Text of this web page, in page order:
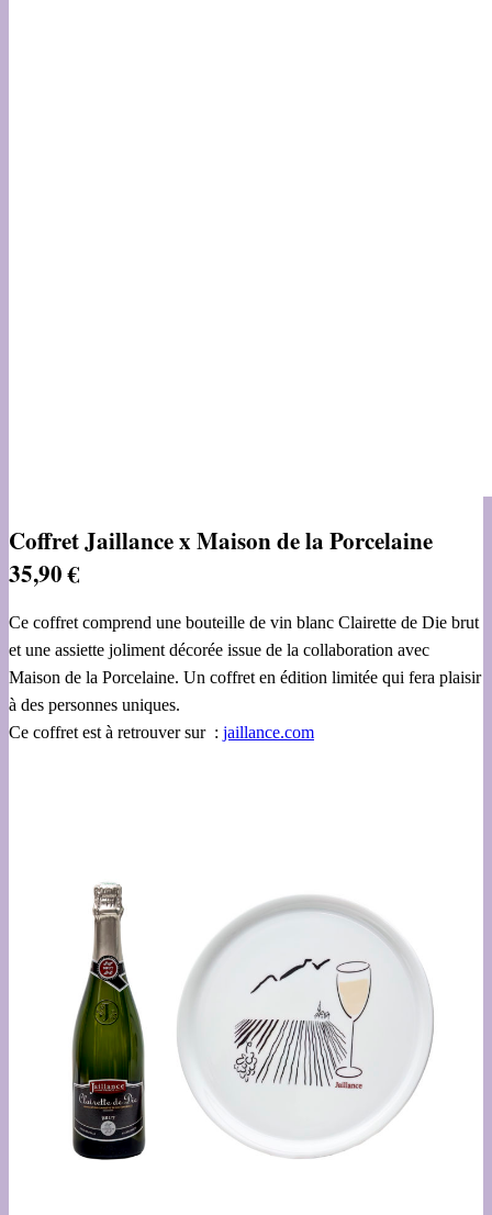
Coffret Jaillance x Maison de la Porcelaine
35,90 €
Ce coffret comprend une bouteille de vin blanc Clairette de Die brut
et une assiette joliment décorée issue de la collaboration avec
Maison de la Porcelaine. Un coffret en édition limitée qui fera plaisir
à des personnes uniques.
Ce coffret est à retrouver sur : jaillance.com